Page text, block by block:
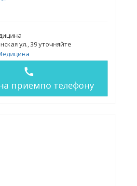
ул., 39уточняйте
call
приемпо телефону